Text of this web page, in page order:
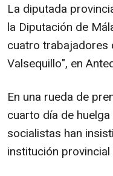
La diputada
la Diputación de
cuatro trabajadores
Valsequillo", en
En una rueda de
cuarto día de
socialistas han
institución